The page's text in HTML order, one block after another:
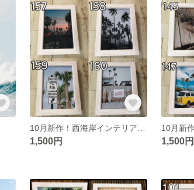
1,500円 1,500円